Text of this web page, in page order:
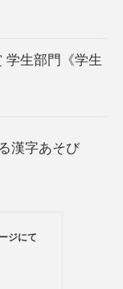
学生部門《学生
漢字あそび
ジにて